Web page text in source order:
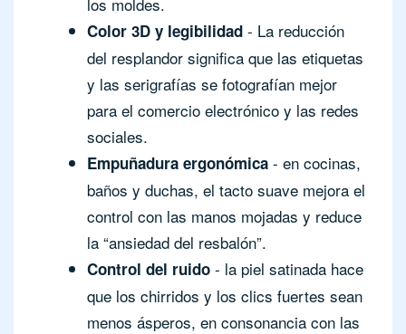
Color 3D y legibilidad - La reducción
del resplandor significa que las etiquetas
y las serigrafías se fotografían mejor
para el comercio electrónico y las redes
sociales.
Empuñadura ergonómica - en cocinas,
baños y duchas, el tacto suave mejora el
control con las manos mojadas y reduce
la “ansiedad del resbalón”.
Control del ruido - la piel satinada hace
que los chirridos y los clics fuertes sean
menos ásperos, en consonancia con las